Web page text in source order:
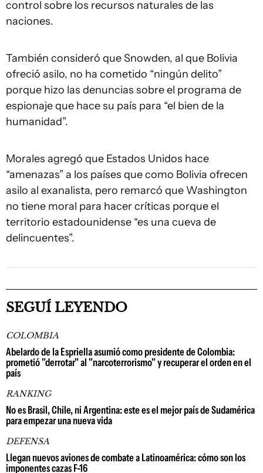
control sobre los recursos naturales de las
naciones.
También consideró que Snowden, al que Bolivia
ofreció asilo, no ha cometido “ningún delito”
porque hizo las denuncias sobre el programa de
espionaje que hace su país para “el bien de la
humanidad”.
Morales agregó que Estados Unidos hace
“amenazas” a los países que como Bolivia ofrecen
asilo al exanalista, pero remarcó que Washington
no tiene moral para hacer críticas porque el
territorio estadounidense “es una cueva de
delincuentes”.
SEGUÍ LEYENDO
COLOMBIA
Abelardo de la Espriella asumió como presidente de Colombia:
prometió "derrotar" al "narcoterrorismo" y recuperar el orden en el
país
RANKING
No es Brasil, Chile, ni Argentina: este es el mejor país de Sudamérica
para empezar una nueva vida
DEFENSA
Llegan nuevos aviones de combate a Latinoamérica: cómo son los
imponentes cazas F-16